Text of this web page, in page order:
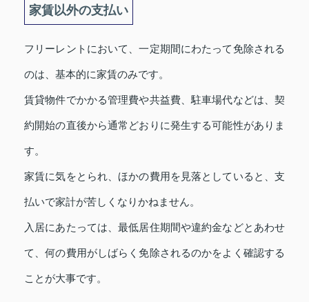
家賃以外の支払い
フリーレントにおいて、一定期間にわたって免除される
のは、基本的に家賃のみです。
賃貸物件でかかる管理費や共益費、駐車場代などは、契
約開始の直後から通常どおりに発生する可能性がありま
す。
家賃に気をとられ、ほかの費用を見落としていると、支
払いで家計が苦しくなりかねません。
入居にあたっては、最低居住期間や違約金などとあわせ
て、何の費用がしばらく免除されるのかをよく確認する
ことが大事です。